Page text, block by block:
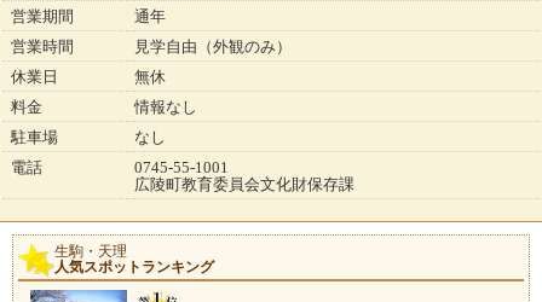
営業期間
通年
営業時間
見学自由（外観のみ）
休業日
無休
料金
情報なし
駐車場
なし
電話
0745-55-1001
広陵町教育委員会文化財保存課
生駒・天理
人気スポットランキング